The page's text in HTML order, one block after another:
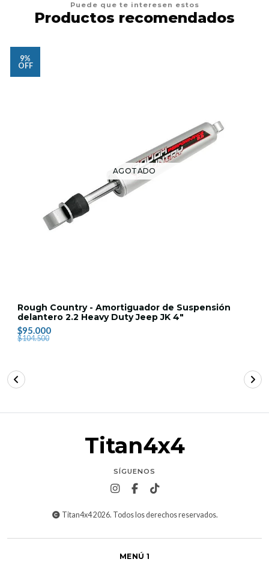
Puede que te interesen estos
Productos recomendados
9%
OFF
AGOTADO
Rough Country - Amortiguador de Suspensión
delantero 2.2 Heavy Duty Jeep JK 4"
$95.000
$104.500
Titan4x4
SÍGUENOS
Titan4x4 2026. Todos los derechos reservados.
MENÚ 1